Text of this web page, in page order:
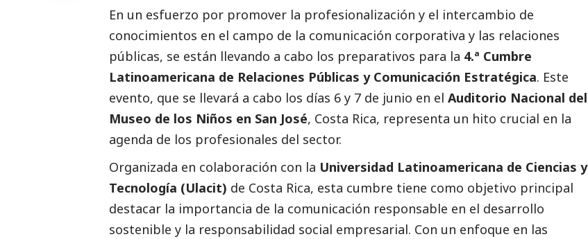
En un esfuerzo por promover la profesionalización y el intercambio de
conocimientos en el campo de la comunicación corporativa y las relaciones
públicas, se están llevando a cabo los preparativos para la 4.ª Cumbre
Latinoamericana de Relaciones Públicas y Comunicación Estratégica. Este
evento, que se llevará a cabo los días 6 y 7 de junio en el Auditorio Nacional del
Museo de los Niños en San José, Costa Rica, representa un hito crucial en la
agenda de los profesionales del sector.
Organizada en colaboración con la Universidad Latinoamericana de Ciencias y
Tecnología (Ulacit) de Costa Rica, esta cumbre tiene como objetivo principal
destacar la importancia de la comunicación responsable en el desarrollo
sostenible y la responsabilidad social empresarial. Con un enfoque en las